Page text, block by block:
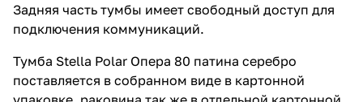
Задняя часть тумбы имеет свободный доступ для
подключения коммуникаций.
Тумба Stella Polar Опера 80 патина серебро
поставляется в собранном виде в картонной